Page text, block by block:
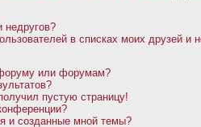
недругов?
в списках моих друзей и
или форумам?
пустую страницу!
и созданные мной темы?